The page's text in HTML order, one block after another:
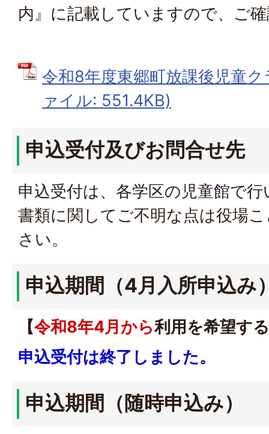
内』に記載していますので、ご
令和8年度東郷町放課後児童
ァイル: 551.4KB)
申込受付及びお問合せ先
申込受付は、各学区の児童館で
書類に関してご不明な点は役場
さい。
申込期間（4月入所申込み
【令和8年4月から利用を希望す
申込受付は終了しました。
申込期間（随時申込み）